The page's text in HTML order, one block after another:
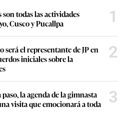
todas las actividades
Cusco y Pucallpa
1
será el representante de JP en
iniciales sobre la
2
la agenda de la gimnasta
visita que emocionará a toda
3